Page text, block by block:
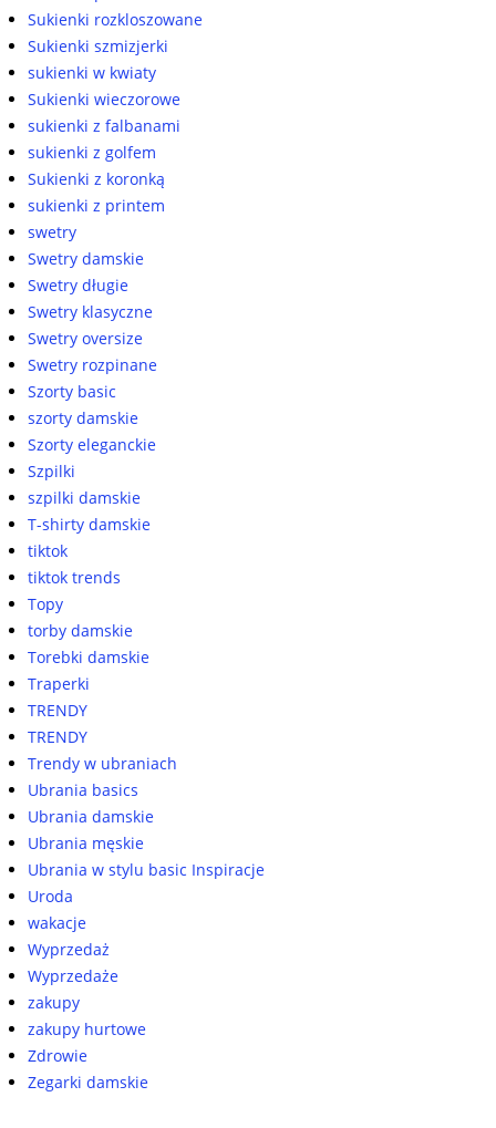
Sukienki rozkloszowane
Sukienki szmizjerki
sukienki w kwiaty
Sukienki wieczorowe
sukienki z falbanami
sukienki z golfem
Sukienki z koronką
sukienki z printem
swetry
Swetry damskie
Swetry długie
Swetry klasyczne
Swetry oversize
Swetry rozpinane
Szorty basic
szorty damskie
Szorty eleganckie
Szpilki
szpilki damskie
T-shirty damskie
tiktok
tiktok trends
Topy
torby damskie
Torebki damskie
Traperki
TRENDY
TRENDY
Trendy w ubraniach
Ubrania basics
Ubrania damskie
Ubrania męskie
Ubrania w stylu basic Inspiracje
Uroda
wakacje
Wyprzedaż
Wyprzedaże
zakupy
zakupy hurtowe
Zdrowie
Zegarki damskie